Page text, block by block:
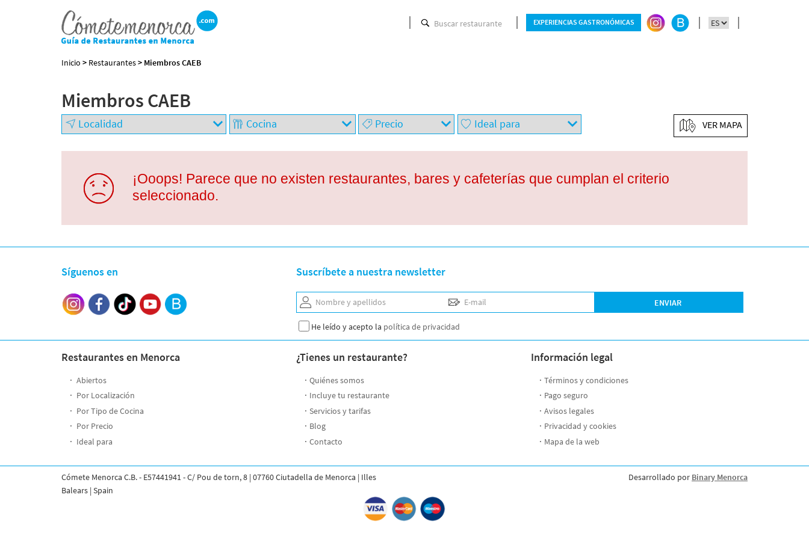
Buscar restaurante EXPERIENCIAS GASTRONÓMICAS
BUSCAR RESTAURANTE
Restaurantes en
Por Tipo de Cocina
Ideal para
restaurante?
Incluye tu restaurante
Servicios y tarifas
Términos y condiciones
Inicio > Restaurantes> Miembros CAEB
Miembros CAEB
VER MAPA
¡Ooops! Parece que no existen restaurantes, bares y cafeterías que cumplan el criterio
seleccionado.
Síguenos en Suscríbete a nuestra newsletter
Nombre y apellidos E-mail ENVIAR
He leído y acepto la política de privacidad
Restaurantes en Menorca
Abiertos
Por Localización
Por Tipo de Cocina
Por Precio
Ideal para
¿Tienes un restaurante?
Quiénes somos
Incluye tu restaurante
Servicios y tarifas
Blog
Contacto
Información legal
Términos y condiciones
Pago seguro
Avisos legales
Privacidad y cookies
Mapa de la web
Cómete Menorca C.B. - E57441941 - C/ Pou de torn, 8 | 07760 Ciutadella de Menorca | Illes
Balears | Spain
Desarrollado por Binary Menorca